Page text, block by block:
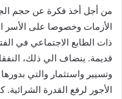
من أجل أخذ فكرة عن حجم
الأزمات وخصوصا على الأسر
قديمة. ينضاف الي ذلك،
وتسيير واستثمار والتي